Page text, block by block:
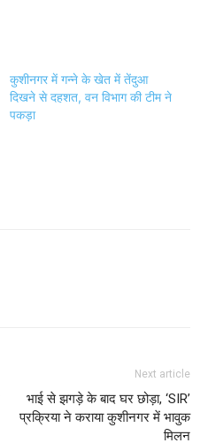
कुशीनगर में गन्ने के खेत में तेंदुआ
दिखने से दहशत, वन विभाग की टीम ने
पकड़ा
Next article
भाई से झगड़े के बाद घर छोड़ा, ‘SIR’
प्रक्रिया ने कराया कुशीनगर में भावुक
मिलन